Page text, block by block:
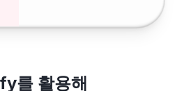
를 활용해